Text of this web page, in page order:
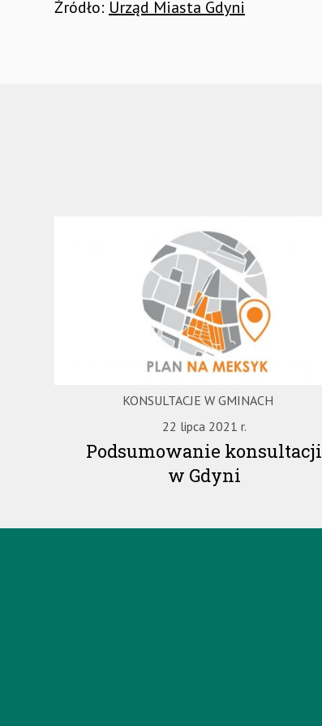
Źródło: Urząd Miasta Gdyni
KONSULTACJE W GMINACH
22 lipca 2021 r.
Podsumowanie konsultacji
w Gdyni